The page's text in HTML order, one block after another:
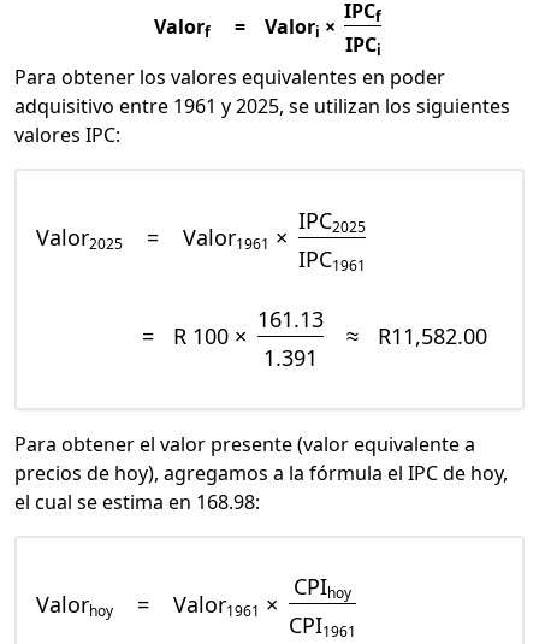
Valorf = Valori ×
IPCf
IPCi
Para obtener los valores equivalentes en poder
adquisitivo entre 1961 y 2025, se utilizan los siguientes
valores IPC:
Valor2025 = Valor1961 ×
IPC2025
IPC1961
= R 100 ×
161.13
1.391
≈ R11,582.00
Para obtener el valor presente (valor equivalente a
precios de hoy), agregamos a la fórmula el IPC de hoy,
el cual se estima en 168.98:
Valorhoy = Valor1961 ×
CPIhoy
CPI1961